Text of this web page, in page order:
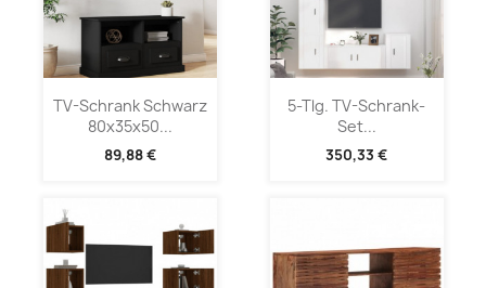
TV-Schrank Schwarz
80x35x50...
89,88 €
5-Tlg. TV-Schrank-
Set...
350,33 €